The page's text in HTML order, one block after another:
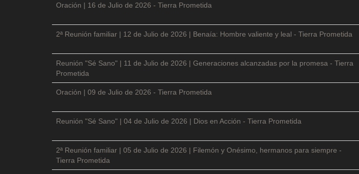
Oración | 16 de Julio de 2026 - Tierra Prometida
2ª Reunión familiar | 12 de Julio de 2026 | Benaía: Hombre valiente y leal - Tierra Prometida
Reunión "Sé Sano" | 11 de Julio de 2026 | Generaciones alcanzadas por la promesa - Tierra
Prometida
Oración | 09 de Julio de 2026 - Tierra Prometida
Reunión "Sé Sano" | 04 de Julio de 2026 | Dios en Acción - Tierra Prometida
2ª Reunión familiar | 05 de Julio de 2026 | Filemón y Onésimo, hermanos para siempre -
Tierra Prometida